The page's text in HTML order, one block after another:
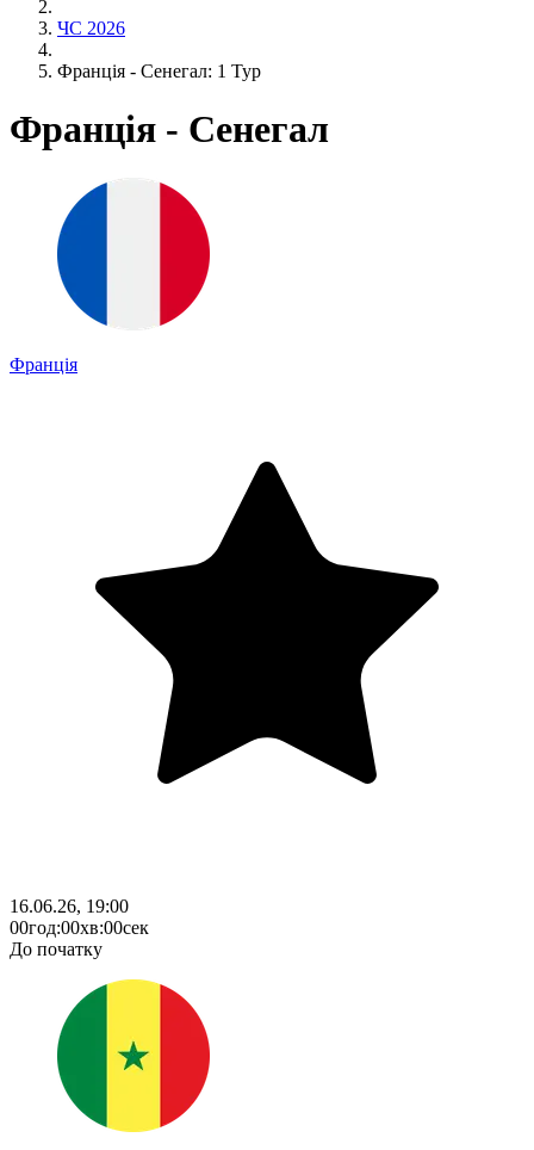
ЧС 2026
Франція - Сенегал: 1 Тур
Франція - Сенегал
Франція
16.06.26, 19:00
00год:00хв:00сек
До початку